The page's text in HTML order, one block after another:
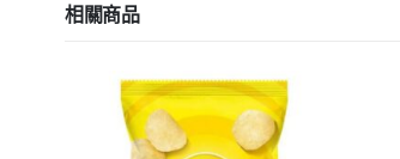
相關商品